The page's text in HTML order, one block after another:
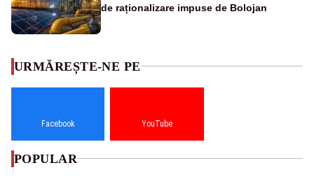
de raționalizare impuse de Bolojan
URMĂREȘTE-NE PE
Facebook YouTube
POPULAR